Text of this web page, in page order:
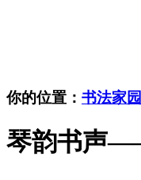
你的位置： 书法家园
琴韵书声